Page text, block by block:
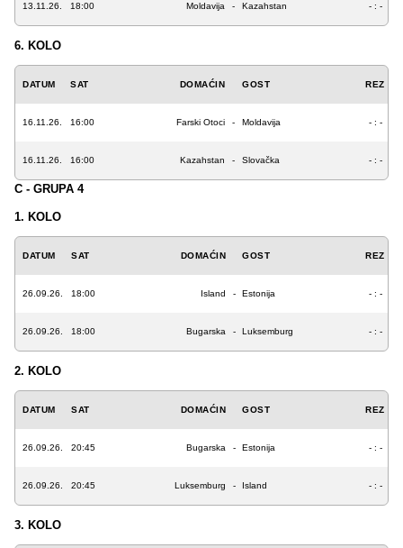
13.11.26. 18:00 Moldavija - Kazahstan - : -
6. KOLO
DATUM SAT DOMAĆIN GOST REZ
16.11.26. 16:00 Farski Otoci - Moldavija - : -
16.11.26. 16:00 Kazahstan - Slovačka - : -
C - GRUPA 4
1. KOLO
DATUM SAT DOMAĆIN GOST REZ
26.09.26. 18:00 Island - Estonija - : -
26.09.26. 18:00 Bugarska - Luksemburg - : -
2. KOLO
DATUM SAT DOMAĆIN GOST REZ
26.09.26. 20:45 Bugarska - Estonija - : -
26.09.26. 20:45 Luksemburg - Island - : -
3. KOLO